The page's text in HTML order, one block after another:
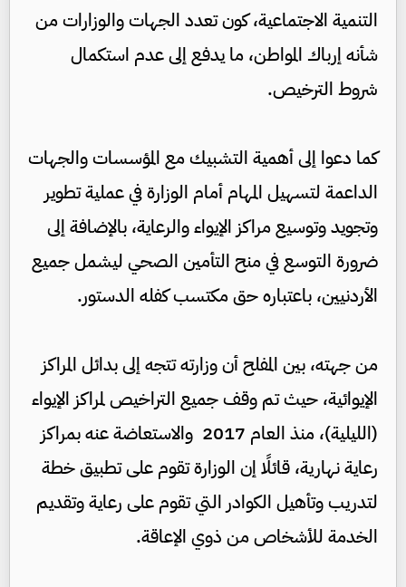
التنمية الاجتماعية، كون تعدد الجهات والوزارات من
شأنه إرباك المواطن، ما يدفع إلى عدم استكمال
شروط الترخيص.
كما دعوا إلى أهمية التشبيك مع المؤسسات والجهات
الداعمة لتسهيل المهام أمام الوزارة في عملية تطوير
وتجويد وتوسيع مراكز الإيواء والرعاية، بالإضافة إلى
ضرورة التوسع في منح التأمين الصحي ليشمل جميع
الأردنيين، باعتباره حق مكتسب كفله الدستور.
من جهته، بين المفلح أن وزارته تتجه إلى بدائل المراكز
الإيوائية، حيث تم وقف جميع التراخيص لمراكز الإيواء
(الليلية)، منذ العام 2017 والاستعاضة عنه بمراكز
رعاية نهارية، قائلًا إن الوزارة تقوم على تطبيق خطة
لتدريب وتأهيل الكوادر التي تقوم على رعاية وتقديم
الخدمة للأشخاص من ذوي الإعاقة.